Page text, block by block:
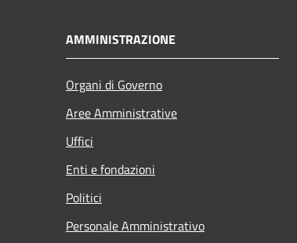
AMMINISTRAZIONE
Organi di Governo
Aree Amministrative
Uffici
Enti e fondazioni
Politici
Personale Amministrativo